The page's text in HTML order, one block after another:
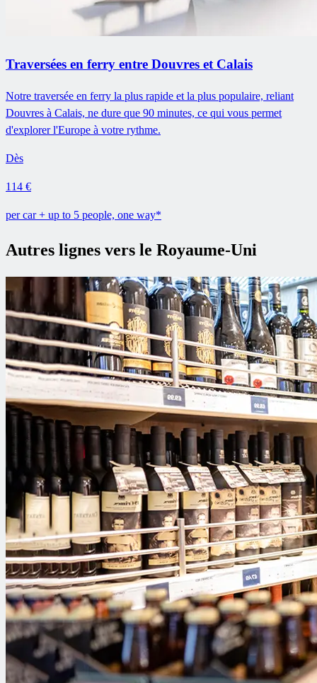
Traversées en ferry entre Douvres et Calais
Notre traversée en ferry la plus rapide et la plus populaire, reliant
Douvres à Calais, ne dure que 90 minutes, ce qui vous permet
d'explorer l'Europe à votre rythme.
Dès
114 €
per car + up to 5 people, one way*
Autres lignes vers le Royaume-Uni